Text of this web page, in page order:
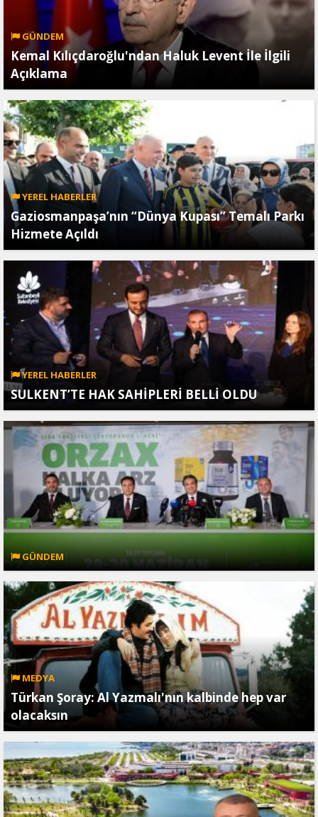
GÜNDEM
Kemal Kılıçdaroğlu'ndan Haluk Levent İle İlgili
Açıklama
YEREL HABERLER
Gaziosmanpaşa’nın “Dünya Kupası” Temalı Parkı
Hizmete Açıldı
YEREL HABERLER
SULKENT’TE HAK SAHİPLERİ BELLİ OLDU
GÜNDEM
MEDYA
Türkan Şoray: Al Yazmalı'nın kalbinde hep var
olacaksın